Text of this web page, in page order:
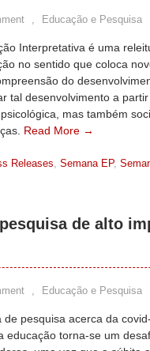
, Educação e Pesquisa
Interpretativa é uma
no sentido que coloca
do
tal desenvolvimento a
mas também
Read More →
Releases, Semana EP,
de alto
, Educação e Pesquisa
de pesquisa acerca da
educação torna-se um